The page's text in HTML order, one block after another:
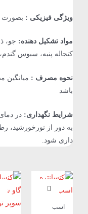
ویژگی فیزیکی : بصورت
مواد تشکیل دهنده: جو،
کنجاله پنبه، سبوس
نحوه مصرف :
باشد
شرایط نگهداری:
به دور از
داری شود.
اسب